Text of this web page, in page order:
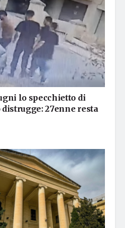
lo specchietto di
distrugge: 27enne resta